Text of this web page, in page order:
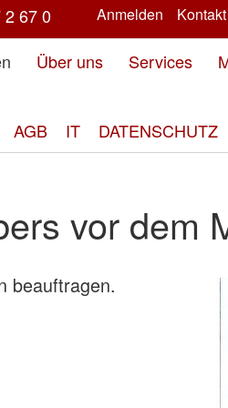
Anmelden Kontakt
2 67 0
Über uns Services
AGB IT DATENSCHUTZ
vor dem
beauftragen.
Zum
Ende